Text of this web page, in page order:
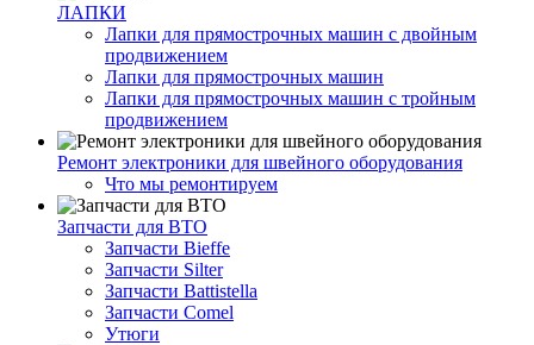
ЛАПКИ
Лапки для прямострочных машин с двойным
продвижением
Лапки для прямострочных машин
Лапки для прямострочных машин с тройным
продвижением
Ремонт электроники для швейного оборудования
Что мы ремонтируем
Запчасти для ВТО
Запчасти Bieffe
Запчасти Silter
Запчасти Battistella
Запчасти Comel
Утюги